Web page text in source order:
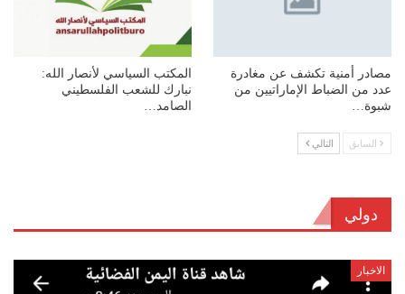
مصادر أمنية تكشف عن مغادرة
عدد من الضباط الإماراتيين من
شبوة…
المكتب السياسي لأنصار الله:
نبارك للشعب الفلسطيني
الصامد…
السابق التالي
دولي
الاخبار